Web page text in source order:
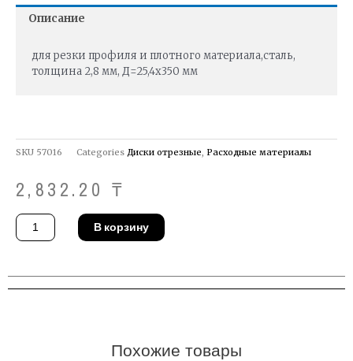
Описание
для резки профиля и плотного материала,сталь,
толщина 2,8 мм, Д=25,4х350 мм
SKU 57016 Categories Диски отрезные, Расходные материалы
2,832.20 ₸
Количество
товара
Круг
T
350-
В корзину
Похожие товары